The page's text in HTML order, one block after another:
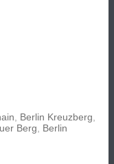
Berlin Kreuzberg
Berg
Berlin